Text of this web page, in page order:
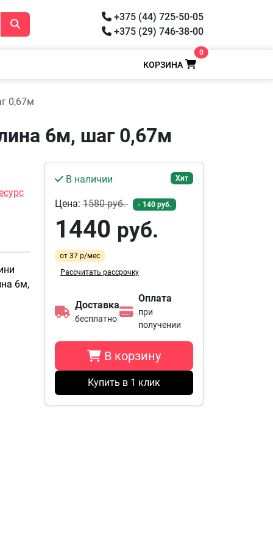
+375 (44) 725-50-05
+375 (29) 746-38-00
КОРЗИНА
0
0,67м
6м, шаг 0,67м
В наличии Хит
Цена: 1580 руб. - 140 руб.
1440 руб.
от 37 р/мес
Рассчитать рассрочку
Доставка
бесплатно
Оплата
при
получении
В корзину
Купить в 1 клик
6м,